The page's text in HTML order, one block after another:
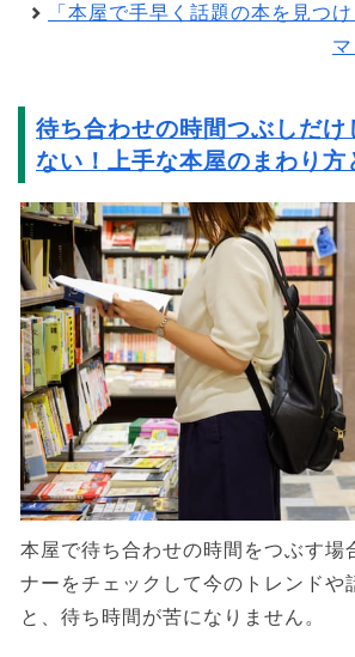
「本屋で手早く話題の本を見つ
待ち合わせの時間つぶしだけ
ない！上手な本屋のまわり方
本屋で待ち合わせの時間をつぶす場
ナーをチェックして今のトレンドや
と、待ち時間が苦になりません。